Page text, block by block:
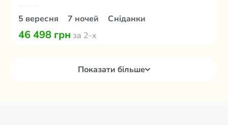
5 вересня 7 ночей Сніданки
46 498 грн за 2-х
Показати більше